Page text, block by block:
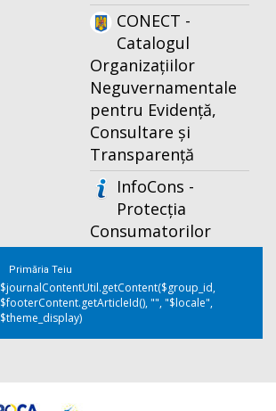
CONECT -
Catalogul
Organizațiilor
Neguvernamentale
pentru Evidență,
Consultare și
Transparență
InfoCons -
Protecția
Consumatorilor
Primăria Teiu
$journalContentUtil.getContent($group_id,
$footerContent.getArticleId(), "", "$locale",
$theme_display)